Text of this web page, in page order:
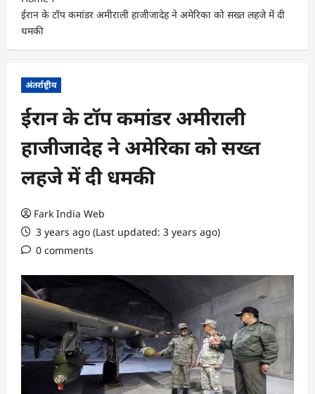
ईरान के टॉप कमांडर अमीराली हाजीजादेह ने अमेरिका को सख्त लहजे में दी
धमकी
अंतर्राष्ट्रीय
ईरान के टॉप कमांडर अमीराली
हाजीजादेह ने अमेरिका को सख्त
लहजे में दी धमकी
Fark India Web
3 years ago (Last updated: 3 years ago)
0 comments